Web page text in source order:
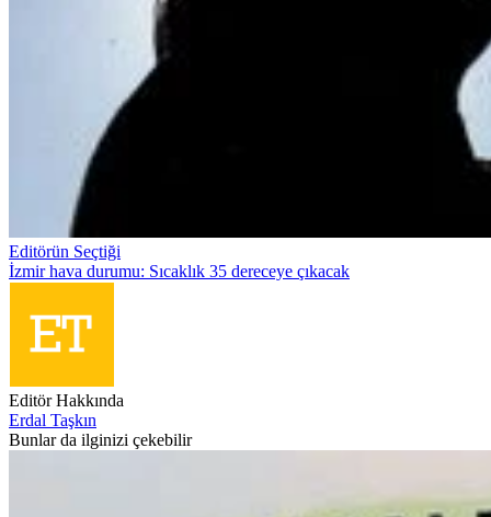
Editörün Seçtiği
İzmir hava durumu: Sıcaklık 35 dereceye çıkacak
Editör Hakkında
Erdal Taşkın
Bunlar da ilginizi çekebilir